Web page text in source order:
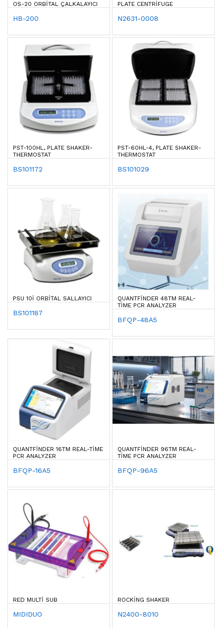
OS-20 ORBITAL ÇALKALAYICI
HB-200
PLATE CENTRIFUGE
N2631-0008
PST-100HL, PLATE SHAKER-
THERMOSTAT
BS101172
PST-60HL-4, PLATE SHAKER-
THERMOSTAT
BS101029
PSU 10I ORBITAL SALLAYICI
BS101187
QUANTFINDER 48TM REAL-
TIME PCR ANALYZER
BFQP-48A5
QUANTFINDER 16TM REAL-TIME
PCR ANALYZER
BFQP-16A5
QUANTFINDER 96TM REAL-
TIME PCR ANALYZER
BFQP-96A5
RED MULTI SUB
MIDIDUO
ROCKING SHAKER
N2400-8010